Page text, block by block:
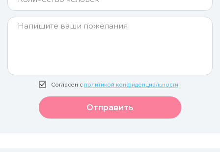
Согласен с политикой конфиденциальности
Отправить